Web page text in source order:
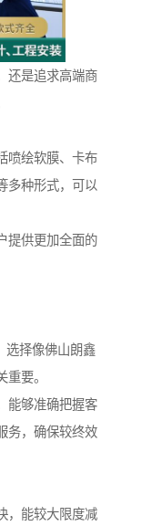
还是追求高端商
喷绘软膜、卡布
多种形式，可以
提供更加全面的
选择像佛山朗鑫
要。
能够准确把握客
务，确保较终效
，能较大限度减